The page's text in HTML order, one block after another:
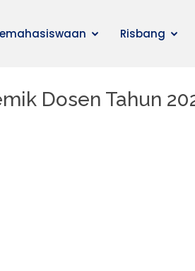
Risbang
Dosen Tahun